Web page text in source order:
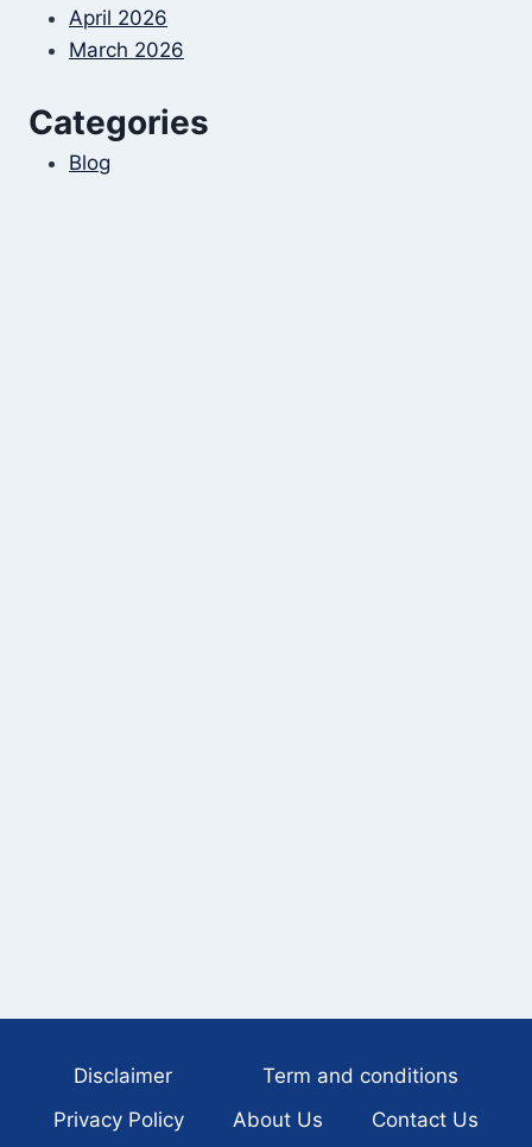
April 2026
March 2026
Categories
Blog
Disclaimer
Term and conditions
Privacy Policy
About Us Contact Us